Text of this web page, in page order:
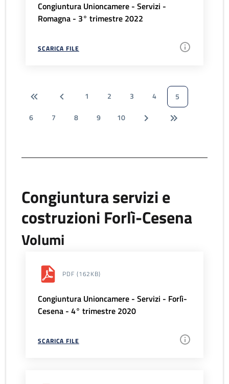
Congiuntura Unioncamere - Servizi -
Romagna - 3° trimestre 2022
SCARICA FILE
1 2 3 4
5
6
7 8 9 10
Congiuntura servizi e
costruzioni Forlì-Cesena
Volumi
PDF (162KB)
Congiuntura Unioncamere - Servizi - Forlì-
Cesena - 4° trimestre 2020
SCARICA FILE